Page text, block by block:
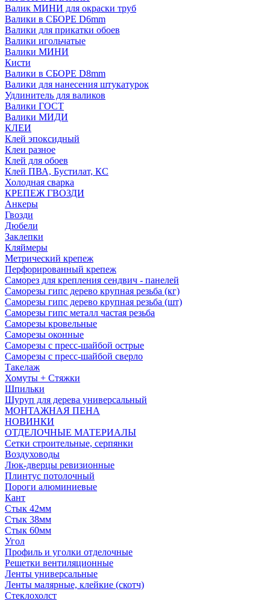
Валик МИНИ для окраски труб
Валики в СБОРЕ D6mm
Валики для прикатки обоев
Валики игольчатые
Валики МИНИ
Кисти
Валики в СБОРЕ D8mm
Валики для нанесения штукатурок
Удлинитель для валиков
Валики ГОСТ
Валики МИДИ
КЛЕИ
Клей эпоксидный
Клеи разное
Клей для обоев
Клей ПВА, Бустилат, КС
Холодная сварка
КРЕПЕЖ ГВОЗДИ
Анкеры
Гвозди
Дюбели
Заклепки
Кляймеры
Метрический крепеж
Перфорированный крепеж
Саморез для крепления сендвич - панелей
Саморезы гипс дерево крупная резьба (кг)
Саморезы гипс дерево крупная резьба (шт)
Саморезы гипс металл частая резьба
Саморезы кровельные
Саморезы оконные
Саморезы с пресс-шайбой острые
Саморезы с пресс-шайбой сверло
Такелаж
Хомуты + Стяжки
Шпильки
Шуруп для дерева универсальный
МОНТАЖНАЯ ПЕНА
НОВИНКИ
ОТДЕЛОЧНЫЕ МАТЕРИАЛЫ
Сетки строительные, серпянки
Воздуховоды
Люк-дверцы ревизионные
Плинтус потолочный
Пороги алюминиевые
Кант
Стык 42мм
Стык 38мм
Стык 60мм
Угол
Профиль и уголки отделочные
Решетки вентиляционные
Ленты универсальные
Ленты малярные, клейкие (скотч)
Стеклохолст